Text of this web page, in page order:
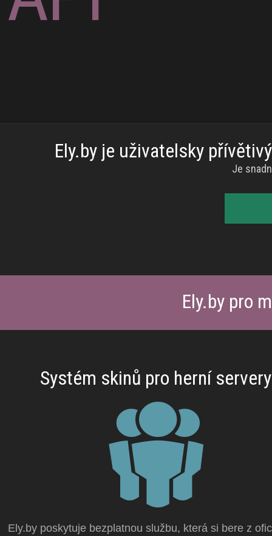
Ely.by je uživatelsky
Je
Ely.by pro
Systém skinů pro herní servery
Ely.by poskytuje bezplatnou službu, která si bere z